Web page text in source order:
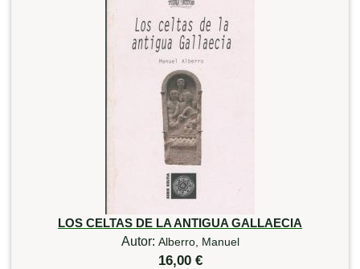
LOS CELTAS DE LA ANTIGUA GALLAECIA
Autor: Alberro, Manuel
16,00 €